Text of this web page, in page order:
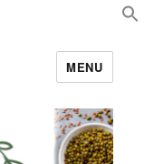
MENU